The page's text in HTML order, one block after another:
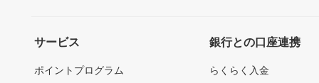
サービス
ポイントプログラム
銀行との口座連携
らくらく入金